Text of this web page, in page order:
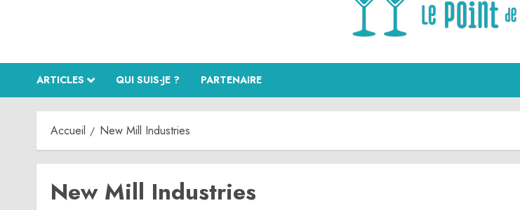
ARTICLES QUI SUIS-JE ? PARTENAIRE
Accueil New Mill Industries
New Mill Industries